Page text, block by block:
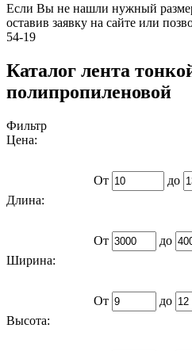
Если Вы не нашли нужный
оставив заявку на сайте или
54-19
Каталог лента
полипропиленовой
Фильтр
Цена:
От до
Длина:
От до
Ширина:
От до
Высота: